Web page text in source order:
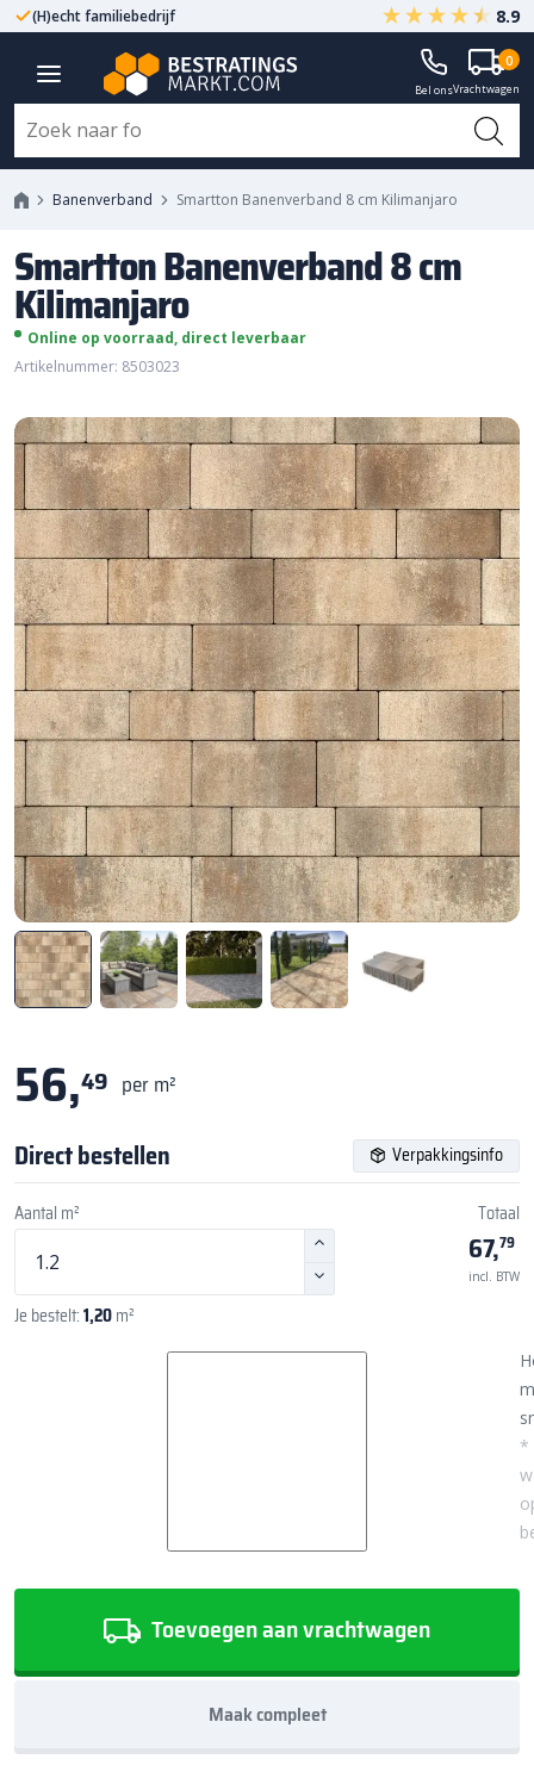
(H)echt familiebedrijf Gegarandeerd A-kwaliteit
8.9
Bel onsVrachtwagen
0
Banenverband Smartton Banenverband 8 cm Kilimanjaro
Smartton Banenverband 8 cm
Kilimanjaro
Online op voorraad, direct leverbaar
Artikelnummer: 8503023
56,49 per m²
Direct bestellen Verpakkingsinfo
Aantal m²
Je bestelt:1,20m²
Totaal
67,79
incl. BTW
*
Toevoegen aan vrachtwagen
Maak compleet
Smartton Banenverband 8 cm
Kilimanjaro